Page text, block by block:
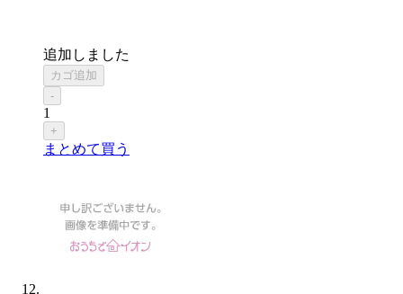
追加しました
カゴ追加
-
1
+
まとめて買う